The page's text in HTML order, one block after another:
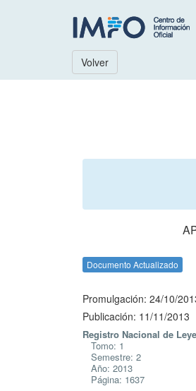
Volver
Documento Actualizado
Promulgación: 24/10/
Publicación: 11/11/2013
Registro Nacional de
Tomo: 1
Semestre: 2
Año: 2013
Página: 1637